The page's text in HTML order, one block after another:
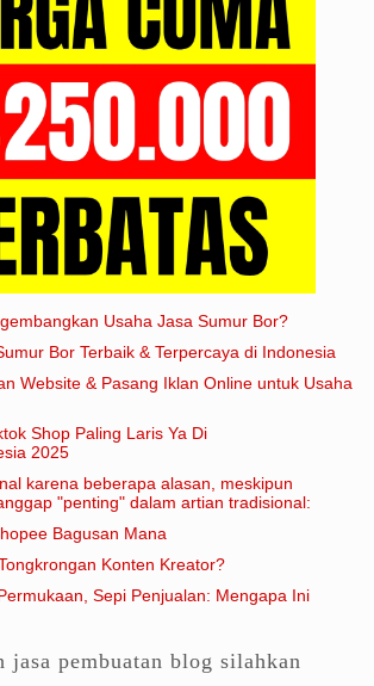
Usaha Jasa Sumur Bor?
Bor Terbaik & Terpercaya di Indonesia
Website & Pasang Iklan Online untuk Usaha
Shop Paling Laris Ya Di
2025
karena beberapa alasan, meskipun
"penting" dalam artian tradisional:
Bagusan Mana
Konten Kreator?
Sepi Penjualan: Mengapa Ini
jasa pembuatan blog silahkan